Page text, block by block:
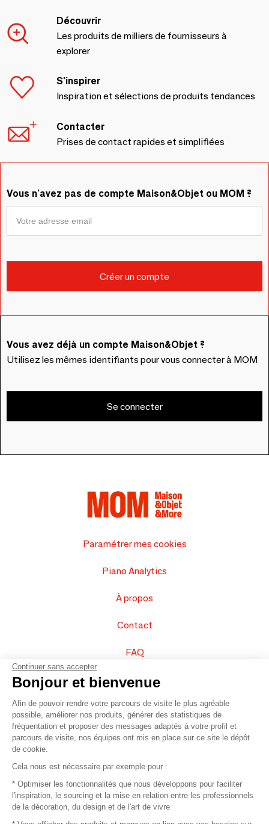
Découvrir
Les produits de milliers de fournisseurs à
explorer
S'inspirer
Inspiration et sélections de produits tendances
Contacter
Prises de contact rapides et simplifiées
Vous n'avez pas de compte Maison&Objet ou MOM ?
Vous avez déjà un compte Maison&Objet ?
Utilisez les mêmes identifiants pour vous connecter à MOM
Se connecter
Paramétrer mes cookies
Piano Analytics
À propos
Contact
FAQ
Vendez vos produits
Plan du site
© 2016 –Organisation SAFI
Recrutement
Continuer sans accepter
Bonjour et bienvenue
Afin de pouvoir rendre votre parcours de visite le plus agréable
possible, améliorer nos produits, générer des statistiques de
fréquentation et proposer des messages adaptés à votre profil et
parcours de visite, nos équipes ont mis en place sur ce site le dépôt
de cookie.
Cela nous est nécessaire par exemple pour :
* Optimiser les fonctionnalités que nous développons pour faciliter
l'inspiration, le sourcing et la mise en relation entre les professionnels
de la décoration, du design et de l'art de vivre